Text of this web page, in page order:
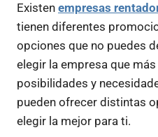
Existen empresas
tienen diferentes
opciones que no puedes
elegir la empresa que
posibilidades y
pueden ofrecer distintas
elegir la mejor para ti.